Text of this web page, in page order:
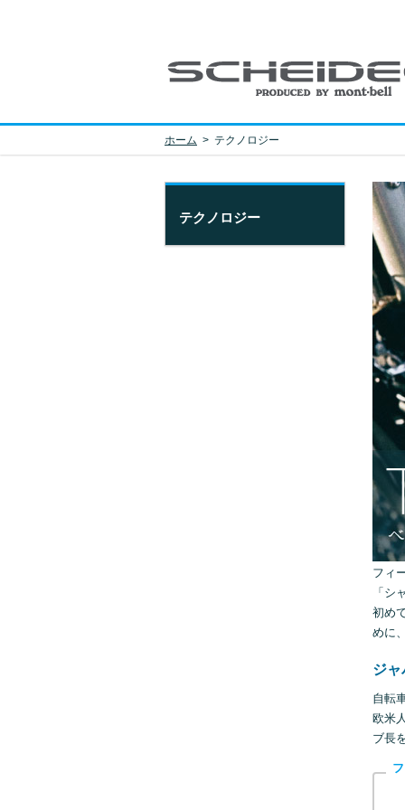
ホーム > テクノロジー
フィ
「シ
初め
めに
ジ
自転
欧米
ブ長
テクノロジー